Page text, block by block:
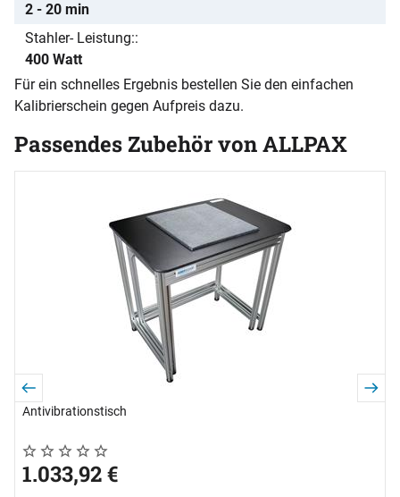
2 - 20 min
Stahler- Leistung:
400 Watt
Für ein schnelles Ergebnis bestellen Sie den einfachen
Kalibrierschein gegen Aufpreis dazu.
Passendes Zubehör von ALLPAX
Zubehör überspringen
Antivibrationstisch
Noch keine Bewertungen abgegeben
0 Bewertungen
1.033,92€